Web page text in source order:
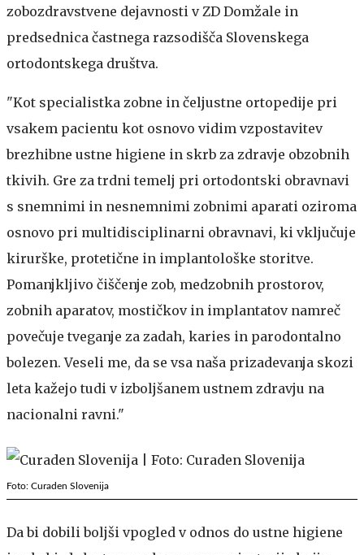
zobozdravstvene dejavnosti v ZD Domžale in
predsednica častnega razsodišča Slovenskega
ortodontskega društva.
"Kot specialistka zobne in čeljustne ortopedije pri
vsakem pacientu kot osnovo vidim vzpostavitev
brezhibne ustne higiene in skrb za zdravje obzobnih
tkivih. Gre za trdni temelj pri ortodontski obravnavi
s snemnimi in nesnemnimi zobnimi aparati oziroma
osnovo pri multidisciplinarni obravnavi, ki vključuje
kirurške, protetične in implantološke storitve.
Pomanjkljivo čiščenje zob, medzobnih prostorov,
zobnih aparatov, mostičkov in implantatov namreč
povečuje tveganje za zadah, karies in parodontalno
bolezen. Veseli me, da se vsa naša prizadevanja skozi
leta kažejo tudi v izboljšanem ustnem zdravju na
nacionalni ravni."
Foto: Curaden Slovenija
Da bi dobili boljši vpogled v odnos do ustne higiene